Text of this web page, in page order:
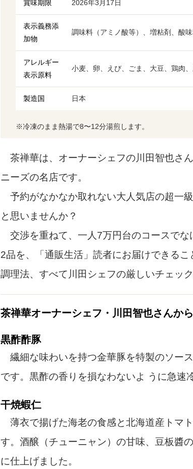
賞味期限 2026年3月17日
表示義務添
加物
調味料（アミノ酸等）、増粘剤、酸
アレルギー
表示原料
小麦、卵、えび、ごま、大豆、鶏肉
製造国 日本
※冷凍のまま熱湯で8〜12分湯煎します。
茶禅華は、オーナーシェフの川田智也さ
ニーズの名店です。
予約がなかなか取れない大人気店の超一
と思いませんか？
交渉を重ねて、一人7万円台のコースでな
2品を、「通販生活」読者にお届けできるこ
調理法、すべて川田シェフの厳しいチェッ
茶禅華オーナーシェフ・川田智也さんから
黒酢酢豚
繊細な味わいを持つ金華豚を特製のソー
です。黒酢の香りを損なわないよ うに急速
干焼蝦仁
薄衣で揚げた海老の食感と北海道産トマ
す。酒醸（チューニャン）の甘味、豆板醬
に仕上げました。